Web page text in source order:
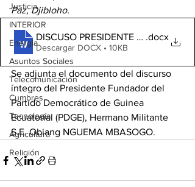
Justicia
INTERIOR
Energia
Asuntos Sociales
Telecomunicación
Cumbres
Tecnología
Agricultura
Religión
Paz, Djibloho.
DISCUSO PRESIDENTE FUNDADOR
.docx
Descargar DOCX • 10KB
Se adjunta el documento del discurso
íntegro del Presidente Fundador del
Partido Democrático de Guinea
Ecuatorial (PDGE), Hermano Militante
S.E. Obiang NGUEMA MBASOGO.